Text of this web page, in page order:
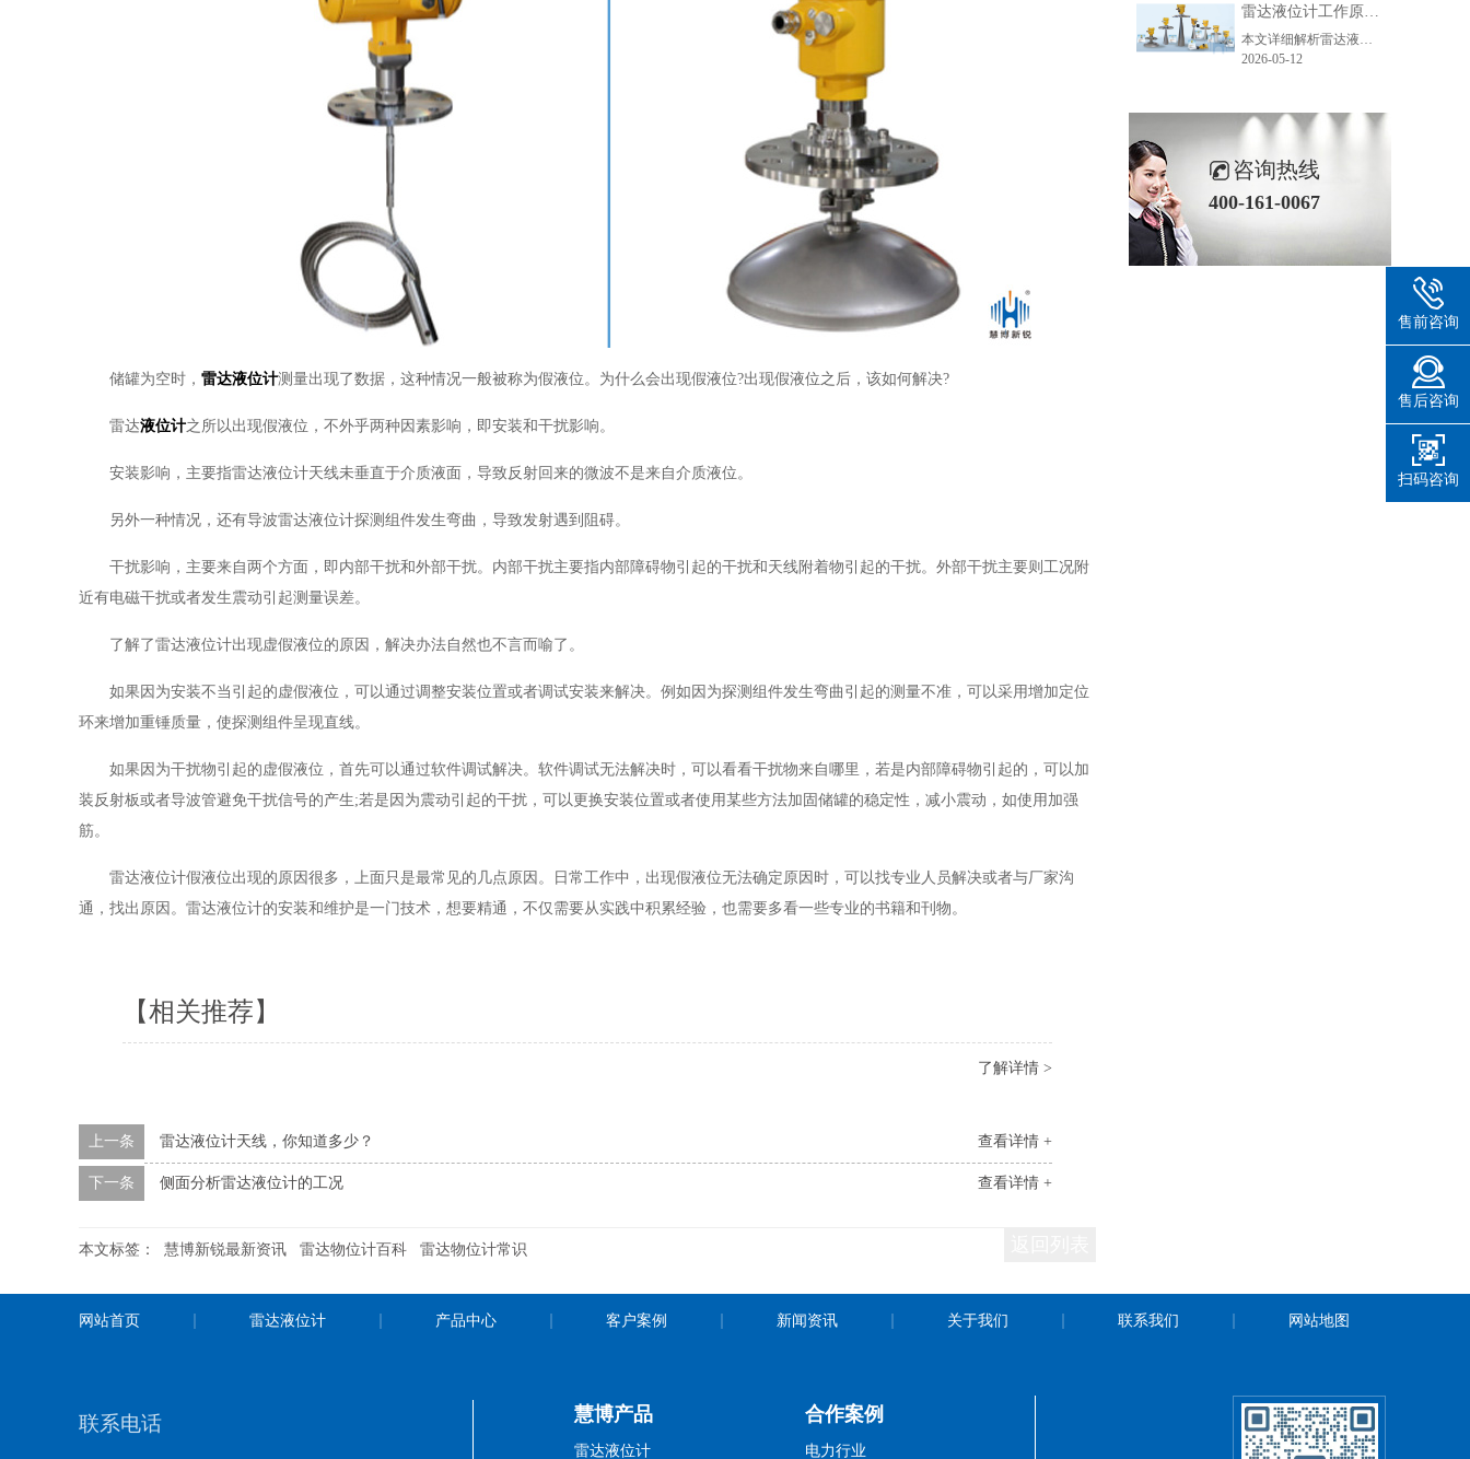
储罐为空时， 雷达液位计测量出现了数据，这种情况一般被称为假液位。为什么会出现假液位?出现假液位之后，该如何解决?
雷达液位计之所以出现假液位，不外乎两种因素影响，即安装和干扰影响。
安装影响，主要指雷达液位计天线未垂直于介质液面，导致反射回来的微波不是来自介质液位。
另外一种情况，还有导波雷达液位计探测组件发生弯曲，导致发射遇到阻碍。
干扰影响，主要来自两个方面，即内部干扰和外部干扰。内部干扰主要指内部障碍物引起的干扰和天线附着物引起的干扰。外部干扰主要则工况附
近有电磁干扰或者发生震动引起测量误差。
了解了雷达液位计出现虚假液位的原因，解决办法自然也不言而喻了。
如果因为安装不当引起的虚假液位，可以通过调整安装位置或者调试安装来解决。例如因为探测组件发生弯曲引起的测量不准，可以采用增加定位
环来增加重锤质量，使探测组件呈现直线。
如果因为干扰物引起的虚假液位，首先可以通过软件调试解决。软件调试无法解决时，可以看看干扰物来自哪里，若是内部障碍物引起的，可以加
装反射板或者导波管避免干扰信号的产生;若是因为震动引起的干扰，可以更换安装位置或者使用某些方法加固储罐的稳定性，减小震动，如使用加强
筋。
雷达液位计假液位出现的原因很多，上面只是最常见的几点原因。日常工作中，出现假液位无法确定原因时，可以找专业人员解决或者与厂家沟
通，找出原因。雷达液位计的安装和维护是一门技术，想要精通，不仅需要从实践中积累经验，也需要多看一些专业的书籍和刊物。
【相关推荐】
了解详情 >
查看详情 +
上一条 雷达液位计天线，你知道多少？
查看详情 +
下一条 侧面分析雷达液位计的工况
本文标签： 慧博新锐最新资讯 雷达物位计百科 雷达物位计常识
雷达液位计工作原理_精准测量储罐液位的方法-毫米级精度保障
本文详细解析雷达液位计精准测量的核心原理、主流技术、关键步骤及应用场景，助力企业了解雷达液位计工作逻辑，选型适配各类储罐测量需求。
2026-05-12
咨询热线
400-161-0067
网站首页 雷达液位计 产品中心 客户案例 新闻资讯 关于我们 联系我们 网站地图
联系电话 慧博产品
雷达液位计
合作案例
电力行业
售前咨询
售后咨询
扫码咨询